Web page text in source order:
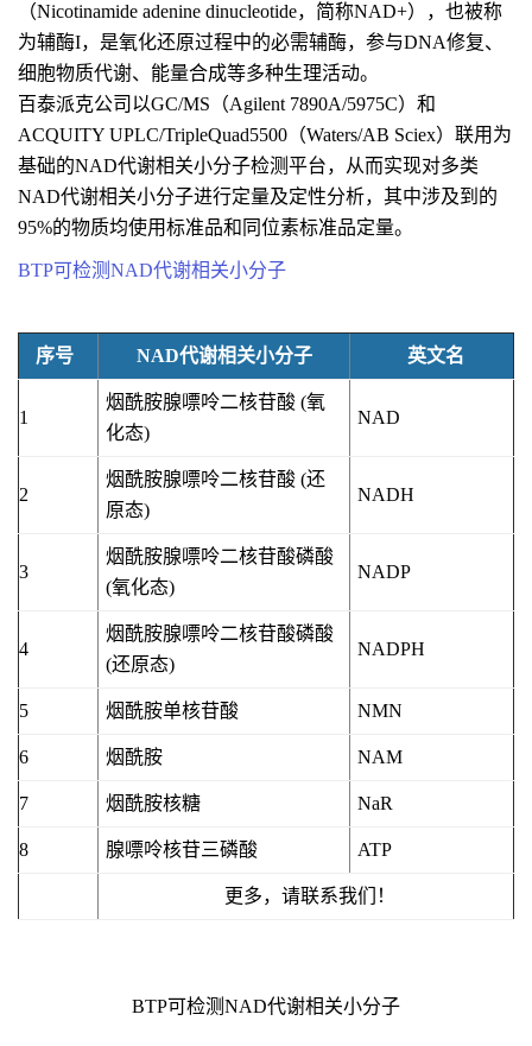
（Nicotinamide adenine dinucleotide，简称NAD+），也被称
为辅酶I，是氧化还原过程中的必需辅酶，参与DNA修复、
细胞物质代谢、能量合成等多种生理活动。
百泰派克公司以GC/MS（Agilent 7890A/5975C）和
ACQUITY UPLC/TripleQuad5500（Waters/AB Sciex）联用为
基础的NAD代谢相关小分子检测平台，从而实现对多类
NAD代谢相关小分子进行定量及定性分析，其中涉及到的
95%的物质均使用标准品和同位素标准品定量。
BTP可检测NAD代谢相关小分子
序号 NAD代谢相关小分子 英文名
1
烟酰胺腺嘌呤二核苷酸 (氧
化态)
NAD
2
烟酰胺腺嘌呤二核苷酸 (还
原态)
NADH
3
烟酰胺腺嘌呤二核苷酸磷酸
(氧化态)
NADP
4
烟酰胺腺嘌呤二核苷酸磷酸
(还原态)
NADPH
5 烟酰胺单核苷酸 NMN
6 烟酰胺 NAM
7 烟酰胺核糖 NaR
8 腺嘌呤核苷三磷酸 ATP
更多，请联系我们！
BTP可检测NAD代谢相关小分子